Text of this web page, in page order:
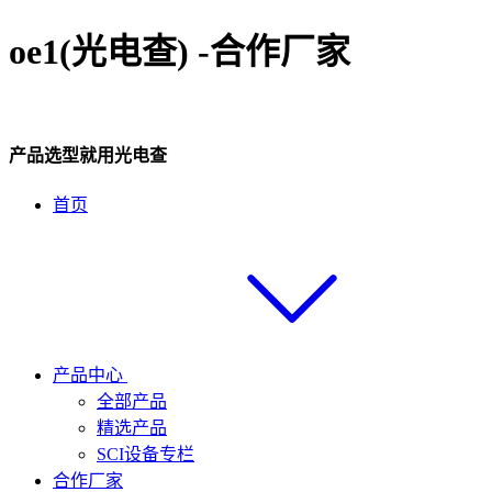
oe1(光电查) -合作厂家
产品选型就用光电查
首页
产品中心
全部产品
精选产品
SCI设备专栏
合作厂家